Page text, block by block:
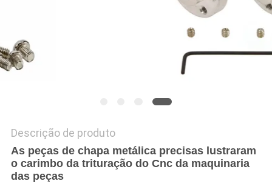
Descrição de produto
As peças de chapa metálica precisas lustraram
o carimbo da trituração do Cnc da maquinaria
das peças